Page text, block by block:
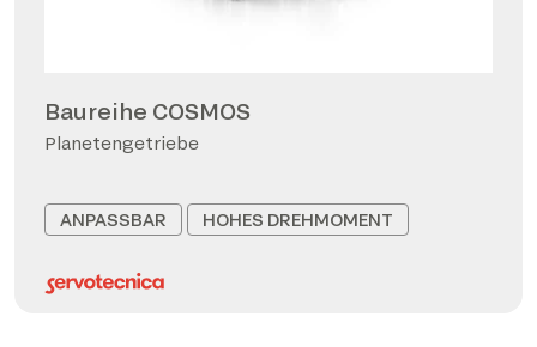
Baureihe COSMOS
Planetengetriebe
ANPASSBAR HOHES DREHMOMENT